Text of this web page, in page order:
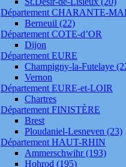
Département CHARANTE-
Berneuil (22)
Département COTE-d’OR
Dijon
Département EURE
Champigny-la-Futelaye
Vernon
Département EURE-et-LOIR
Chartres
Département FINISTÈRE
Brest
Ploudaniel-Lesneven (23)
Département HAUT-RHIN
Ammerschwihr (193)
Hohrod (195)